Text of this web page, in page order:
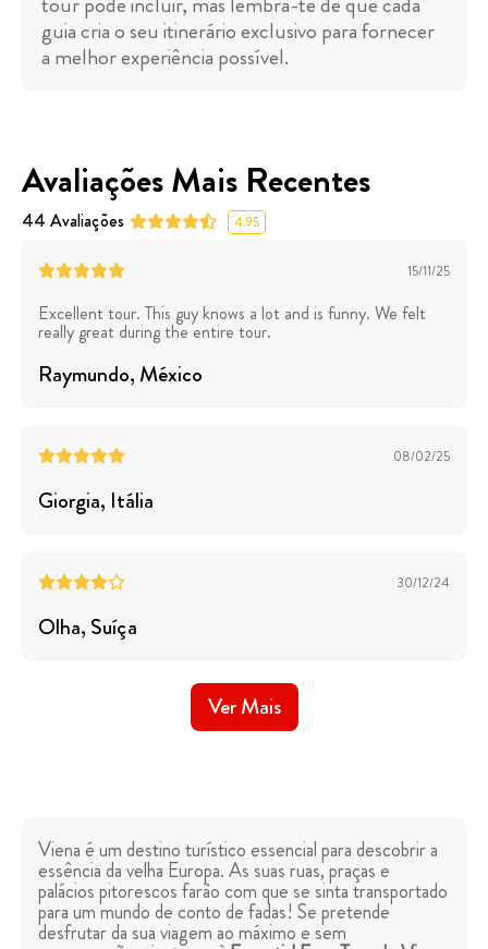
guia cria o seu itinerário exclusivo para fornecer
a melhor experiência possível.
Avaliações Mais Recentes
44 Avaliações 4.95
15/11/25
Excellent tour. This guy knows a lot and is funny. We felt
really great during the entire tour.
Raymundo, México
08/02/25
Giorgia, Itália
30/12/24
Olha, Suíça
Ver Mais
Viena é um destino turístico essencial para descobrir a
essência da velha Europa. As suas ruas, praças e
palácios pitorescos farão com que se sinta transportado
para um mundo de conto de fadas! Se pretende
desfrutar da sua viagem ao máximo e sem